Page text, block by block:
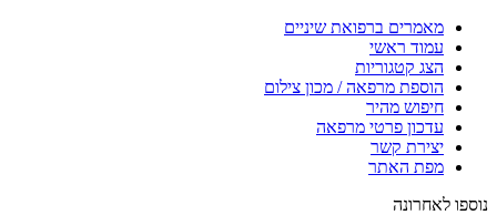
מאמרים ברפואת שיניים
עמוד ראשי
הצג קטגוריות
הוספת מרפאה / מכון צילום
חיפוש מהיר
עדכון פרטי מרפאה
יצירת קשר
מפת האתר
נוספו לאחרונה